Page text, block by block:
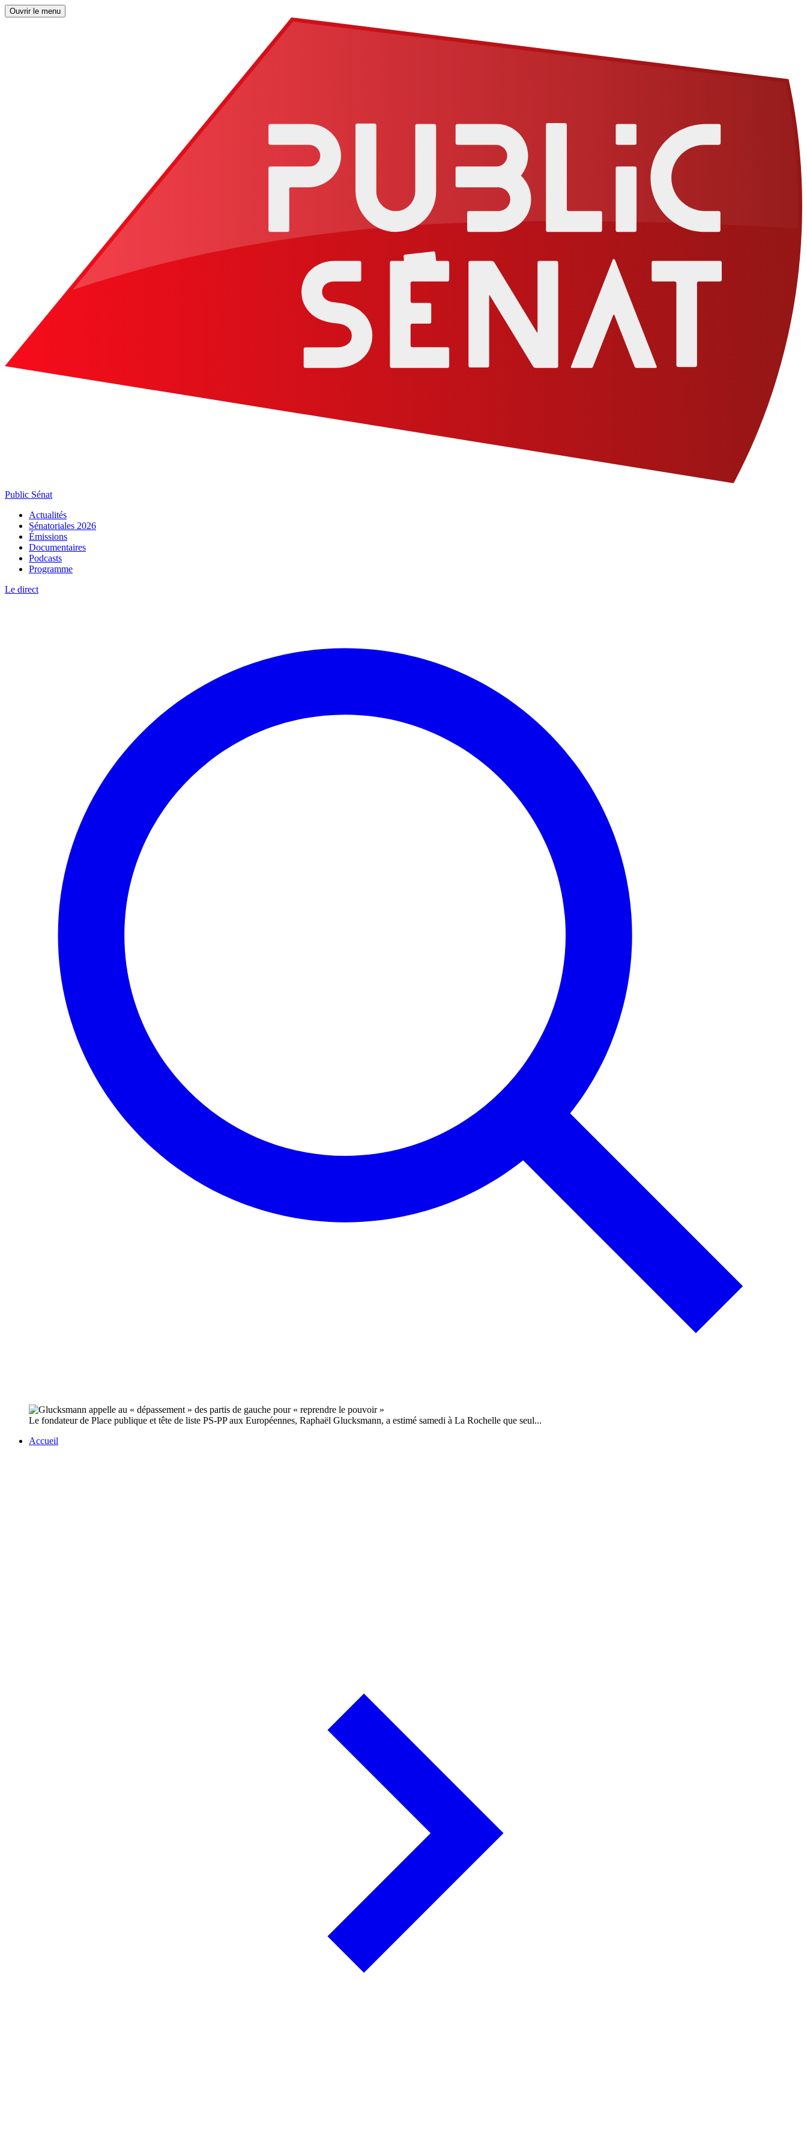
Ouvrir le menu
Public Sénat
Actualités
Sénatoriales 2026
Émissions
Documentaires
Podcasts
Programme
Le direct
Le fondateur de Place publique et tête de liste PS-PP aux Européennes, Raphaël Glucksmann, a estimé samedi à La Rochelle que seul...
Accueil